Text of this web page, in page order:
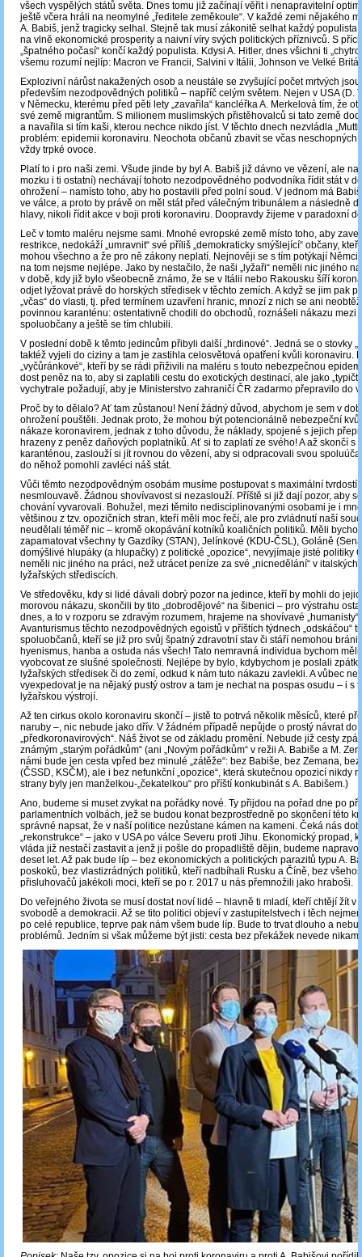
všech vyspělých států světa. Dnes tomu již začínají věřit i nenapravitelní
ještě včera hráli na neomylné „ředitele zeměkoule“. V každé zemi nějakého
A. Babiš, jenž tragicky selhal. Stejně tak musí zákonitě selhat každý populista,
na vlně ekonomické prosperity a naivní víry svých politických příznivců. S
„špatného počasí“ končí každý populista. Kdysi A. Hitler, dnes všichni ti
všemu rozumí nejlíp: Macron ve Francii, Salvini v Itálii, Johnson ve Velké
Explozivní nárůst nakažených osob a neustále se zvyšující počet mrtvých
především nezodpovědných politiků – napříč celým světem. Nejen v USA (D.
v Německu, kterému před pěti lety „zavařila“ kancléřka A. Merkelová tím, že
své země migrantům. S milionem muslimských přistěhovalců si tato země
a navařila si tím kaši, kterou nechce nikdo jíst. V těchto dnech nezvládla
problém: epidemii koronaviru. Neochota občanů zbavit se včas neschopných
vždy trpké ovoce.
Platí to i pro naši zemi. Všude jinde by byl A. Babiš již dávno ve vězení, ale
mozku i ti ostatní) nechávají tohoto nezodpovědného podvodníka řídit stát v
ohrožení – namísto toho, aby ho postavili před polní soud. V jednom má
ve válce, a proto by právě on měl stát před válečným tribunálem a následně
hlavy, nikoli řídit akce v boji proti koronaviru. Doopravdy žijeme v paradoxní
Leč v tomto maléru nejsme sami. Mnohé evropské země místo toho, aby
restrikce, nedokáží „umravnit“ své příliš „demokraticky smýšlející“ občany,
mohou všechno a že pro ně zákony neplatí. Nejnověji se s tím potýkají
na tom nejsme nejlépe. Jako by nestačilo, že naši „lyžaři“ neměli nic jiného
v době, kdy již bylo všeobecně známo, že se v Itálii nebo Rakousku šíří
odjet lyžovat právě do horských středisek v těchto zemích. A když se jim pak
„včas“ do vlasti, tj. před termínem uzavření hranic, mnozí z nich se ani
povinnou karanténu: ostentativně chodili do obchodů, roznášeli nákazu mezi
spoluobčany a ještě se tím chlubili.
V poslední době k těmto jedincům přibyli další „hrdinové“. Jedná se o stovky
taktéž vyjeli do ciziny a tam je zastihla celosvětová opatření kvůli koronaviru.
„vyčůránkové“, kteří by se rádi přiživili na maléru s touto nebezpečnou
dost peněz na to, aby si zaplatili cestu do exotických destinací, ale jako
vychytrale požadují, aby je Ministerstvo zahraničí ČR zadarmo přepravilo do
Proč by to dělalo? Ať tam zůstanou! Není žádný důvod, abychom je sem v
ohrožení pouštěli. Jednak proto, že mohou být potencionálně nebezpeční
nákaze koronavirem, jednak z toho důvodu, že náklady, spojené s jejich
hrazeny z peněz daňových poplatníků. Ať si to zaplatí ze svého! A až skončí s
karanténou, zaslouží si jít rovnou do vězení, aby si odpracovali svou
do něhož pomohli zavléci náš stát.
Vůči těmto nezodpovědným osobám musíme postupovat s maximální tvrdostí
nesmlouvavě. Žádnou shovívavost si nezaslouží. Příště si již dají pozor, aby
chování vyvarovali. Bohužel, mezi těmito nedisciplinovanými osobami je i
většinou z tzv. opozičních stran, kteří měli moc řečí, ale pro zvládnutí naší
neudělali téměř nic – kromě okopávání kotníků koaličních politiků. Měli
zapamatovat všechny ty Gazdíky (STAN), Jelínkové (KDU-ČSL), Goláně
domýšlivé hlupáky (a hlupačky) z politické „opozice“, nevyjímaje jisté politiky
neměli nic jiného na práci, než utrácet peníze za své „nicnedělání“ v italských
lyžařských střediscích.
Ve středověku, kdy si lidé dávali dobrý pozor na jedince, kteří by mohli do
morovou nákazu, skončili by tito „dobrodějové“ na šibenici – pro výstrahu
dnes, a to v rozporu se zdravým rozumem, hrajeme na shovívavé „humanisty“
Avanturismus těchto nezodpovědných egoistů v příštích týdnech „odskáčou“
spoluobčanů, kteří se již pro svůj špatný zdravotní stav či stáří nemohou
hyenismus, hanba a ostuda nás všech! Tato nemravná individua bychom
vyobcovat ze slušné společnosti. Nejlépe by bylo, kdybychom je poslali
lyžařských středisek či do zemí, odkud k nám tuto nákazu zavlekli. A vůbec
vyexpedovat je na nějaký pustý ostrov a tam je nechat na pospas osudu – i s
lyžařskou výstrojí.
Až ten cirkus okolo koronaviru skončí – jistě to potrvá několik měsíců, které
naruby –, nic nebude jako dřív. V žádném případě nepůjde o prostý návrat do
„předkoronavirových“. Náš život se od základu promění. Nebude již cesty
známým „starým pořádkům“ (ani „Novým pořádkům“ v režii A. Babiše a M.
námi bude jen cesta vpřed bez minulé „zátěže“: bez Babiše, bez Zemana, bez
(ČSSD, KSČM), ale i bez nefunkční „opozice“, která skutečnou opozicí nikdy
strany byly jen manželkou-„čekatelkou“ pro příští konkubinát s A. Babišem.)
Ano, budeme si muset zvykat na pořádky nové. Ty přijdou na pořad dne po
parlamentních volbách, jež se budou konat bezprostředně po skončení této
správné napsat, že v naší politice nezůstane kámen na kameni. Čeká nás
„rekonstrukce“ – jako v USA po válce Severu proti Jihu. Ekonomický propad,
vláda již nestačí zastavit a jenž ji pošle do propadliště dějin, budeme
deset let. Až pak bude líp – bez ekonomických a politických parazitů typu A.
poskoků, bez vlastizrádných politiků, kteří nadbíhali Rusku a Číně, bez
přisluhovačů jakékoli moci, kteří se po r. 2017 u nás přemnožili jako hraboši.
Do veřejného života se musí dostat noví lidé – hlavně ti mladí, kteří chtějí žít v
svobodě a demokracii. Až se tito politici objeví v zastupitelstvech i těch
po celé republice, teprve pak nám všem bude líp. Bude to trvat dlouho a
problémů. Jedním si však můžeme být jisti: cesta bez překážek nevede nikam.